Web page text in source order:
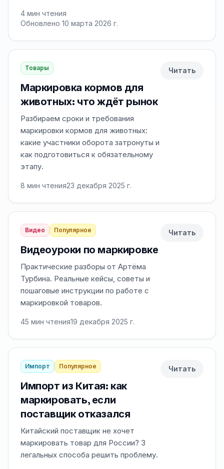
4 мин чтения
Обновлено 10 марта 2026 г.
Товары
Маркировка кормов для
животных: что ждёт рынок
Разбираем сроки и требования
маркировки кормов для животных:
какие участники оборота затронуты и
как подготовиться к обязательному
этапу.
8 мин чтения23 декабря 2025 г.
Читать
Видео Популярное
Видеоуроки по маркировке
Практические разборы от Артёма
Турбина. Реальные кейсы, советы и
пошаговые инструкции по работе с
маркировкой товаров.
45 мин чтения19 декабря 2025 г.
Читать
Импорт Популярное
Импорт из Китая: как
маркировать, если
поставщик отказался
Китайский поставщик не хочет
маркировать товар для России? 3
легальных способа решить проблему.
Читать